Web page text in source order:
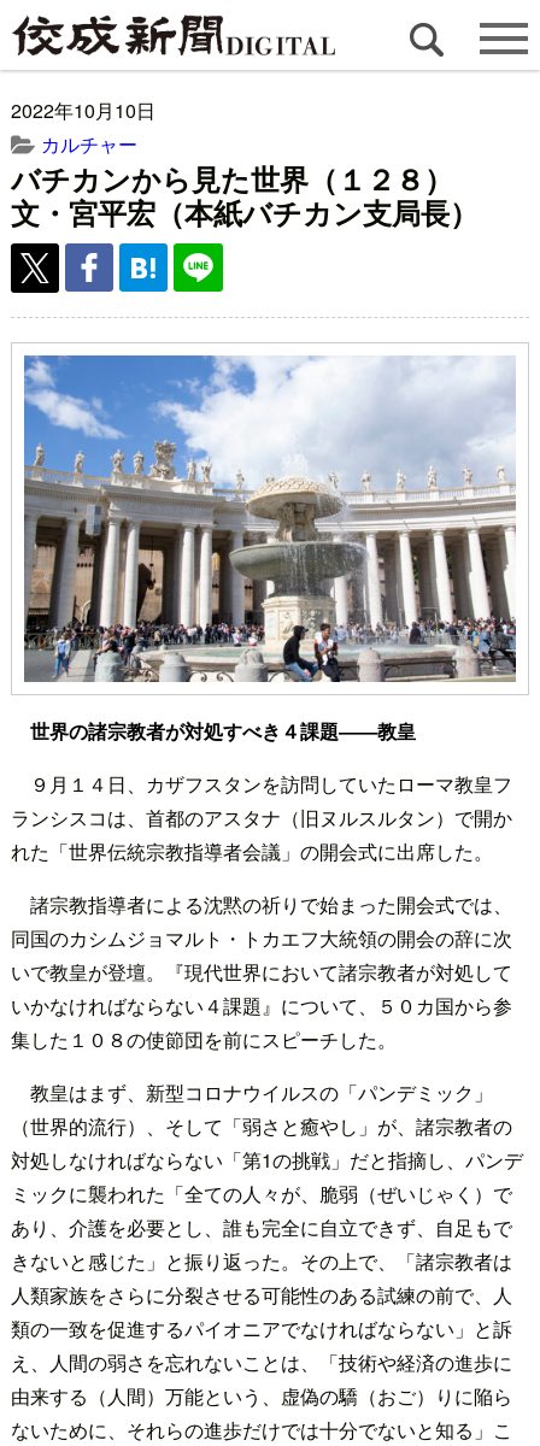
2022年10月10日
カルチャー
バチカンから見た世界（１２８）
文・宮平宏（本紙バチカン支局長）
世界の諸宗教者が対処すべき４課題――教皇
９月１４日、カザフスタンを訪問していたローマ教皇フ
ランシスコは、首都のアスタナ（旧ヌルスルタン）で開か
れた「世界伝統宗教指導者会議」の開会式に出席した。
諸宗教指導者による沈黙の祈りで始まった開会式では、
同国のカシムジョマルト・トカエフ大統領の開会の辞に次
いで教皇が登壇。『現代世界において諸宗教者が対処して
いかなければならない４課題』について、５０カ国から参
集した１０８の使節団を前にスピーチした。
教皇はまず、新型コロナウイルスの「パンデミック」
（世界的流行）、そして「弱さと癒やし」が、諸宗教者の
対処しなければならない「第1の挑戦」だと指摘し、パンデ
ミックに襲われた「全ての人々が、脆弱（ぜいじゃく）で
あり、介護を必要とし、誰も完全に自立できず、自足もで
きないと感じた」と振り返った。その上で、「諸宗教者は
人類家族をさらに分裂させる可能性のある試練の前で、人
類の一致を促進するパイオニアでなければならない」と訴
え、人間の弱さを忘れないことは、「技術や経済の進歩に
由来する（人間）万能という、虚偽の驕（おご）りに陥ら
ないために、それらの進歩だけでは十分でないと知る」こ